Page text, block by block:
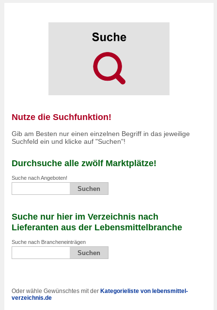
Nutze die Suchfunktion!
Gib am Besten nur einen einzelnen Begriff in das jeweilige
Suchfeld ein und klicke auf "Suchen"!
Durchsuche alle zwölf Marktplätze!
Suche nach Angeboten!
Suche nur hier im Verzeichnis nach
Lieferanten aus der Lebensmittelbranche
Suche nach Brancheneinträgen
Oder wähle Gewünschtes mit der Kategorieliste von lebensmittel-
verzeichnis.de